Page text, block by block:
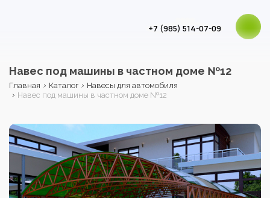
+7 (985) 514-07-09
Навес под машины в частном доме №12
Главная › Каталог › Навесы для автомобиля
› Навес под машины в частном доме №12